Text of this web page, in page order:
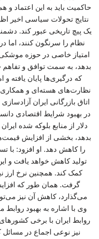
حاکمیت باید به این اعتماد
نتایج تحولات سیاسی اخیر
یک پیچ تاریخی عبور کند.
نظام را سرنگون کنند، اما
امتیاز خاصی در حوزه
بدهد، به سمت توافق و
که درگیری‌ها پایان یافته
نظارت‌های هسته‌ای و
اتاق بازرگانی ایران
دلار از منابع بلوکه شده
بدهد، بخشی از افزایش
را کاهش دهد. او افزود: با
تولید کاهش خواهد یافت و
کمک کند. همچنین نرخ ارز
گرفت. همان طور که
می‌گذارد، کاهش آن نیز
وی با اشاره به بهبود
روابط ایران با برخی
نیز نوعی اجماع در